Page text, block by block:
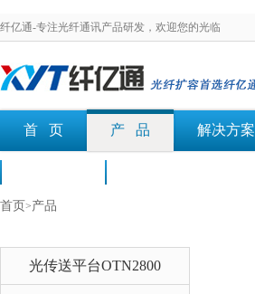
纤亿通-专注光纤通讯产品研发，欢迎您的光临
首 页 产 品 解决方案
首页 >产品
光传送平台OTN2800